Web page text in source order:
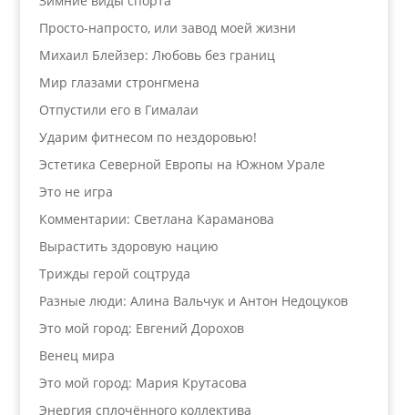
Просто-напросто, или завод моей жизни
Михаил Блейзер: Любовь без границ
Мир глазами стронгмена
Отпустили его в Гималаи
Ударим фитнесом по нездоровью!
Эстетика Северной Европы на Южном Урале
Это не игра
Комментарии: Светлана Караманова
Вырастить здоровую нацию
Трижды герой соцтруда
Разные люди: Алина Вальчук и Антон Недоцуков
Это мой город: Евгений Дорохов
Венец мира
Это мой город: Мария Крутасова
Энергия сплочённого коллектива